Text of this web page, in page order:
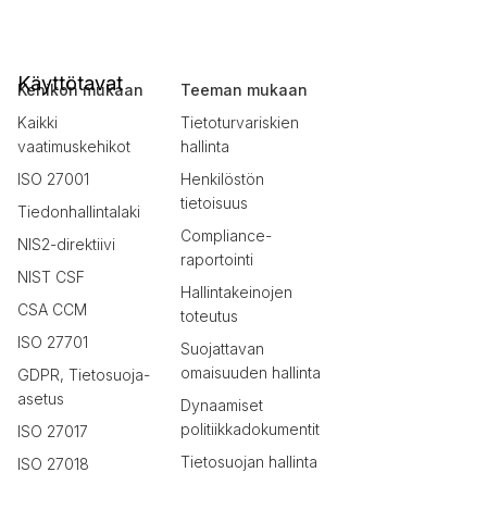
Käyttötavat
Kehikon mukaan
Kaikki
vaatimuskehikot
ISO 27001
Tiedonhallintalaki
NIS2-direktiivi
NIST CSF
CSA CCM
ISO 27701
GDPR, Tietosuoja-
asetus
ISO 27017
ISO 27018
Teeman mukaan
Tietoturvariskien
hallinta
Henkilöstön
tietoisuus
Compliance-
raportointi
Hallintakeinojen
toteutus
Suojattavan
omaisuuden hallinta
Dynaamiset
politiikkadokumentit
Tietosuojan hallinta